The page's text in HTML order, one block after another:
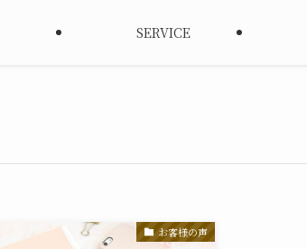
SERVICE
お客様の声